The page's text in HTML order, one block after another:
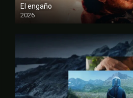
El engaño
2026
FULL HD